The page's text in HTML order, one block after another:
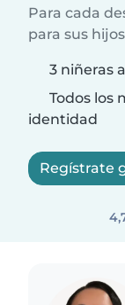
Para cada
para sus
3 niñeras
Todos los
identidad
Regístrate